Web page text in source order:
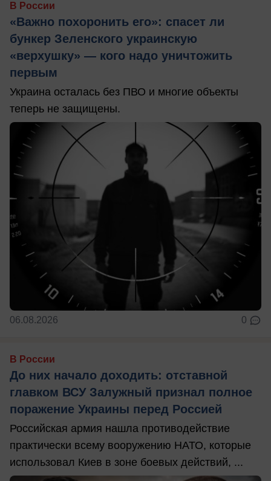
В России
«Важно похоронить его»: спасет ли
бункер Зеленского украинскую
«верхушку» — кого надо уничтожить
первым
Украина осталась без ПВО и многие объекты
теперь не защищены.
06.08.2026 0
В России
До них начало доходить: отставной
главком ВСУ Залужный признал полное
поражение Украины перед Россией
Российская армия нашла противодействие
практически всему вооружению НАТО, которые
использовал Киев в зоне боевых действий, ...